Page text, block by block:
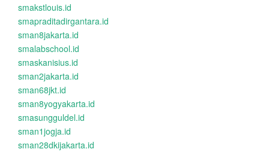
smakstlouis.id
smapraditadirgantara.id
sman8jakarta.id
smalabschool.id
smaskanisius.id
sman2jakarta.id
sman68jkt.id
sman8yogyakarta.id
smasungguldel.id
sman1jogja.id
sman28dkijakarta.id